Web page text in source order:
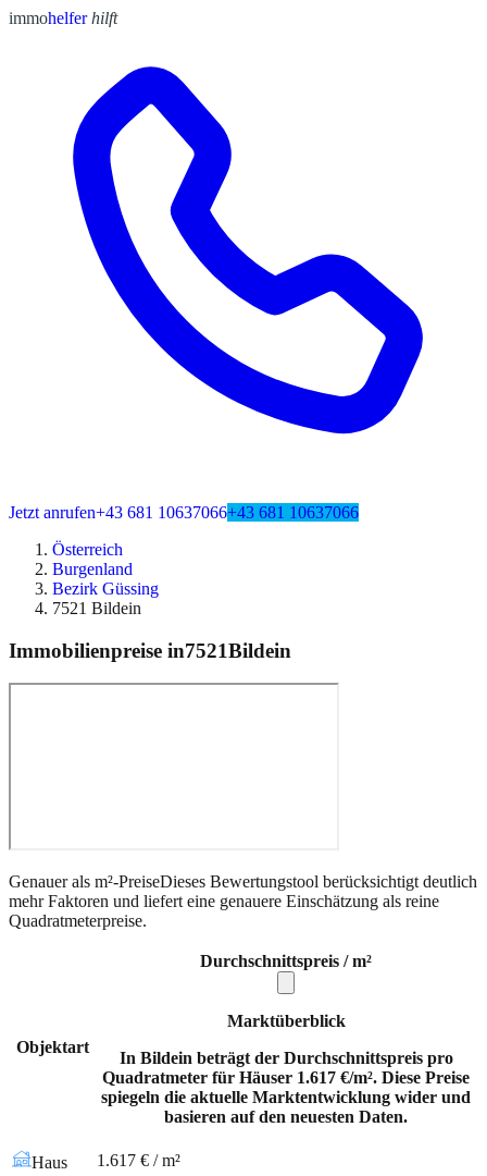
immohelfer hilft
Jetzt anrufen+43 681 10637066+43 681 10637066
Österreich
Burgenland
Bezirk Güssing
7521 Bildein
Immobilienpreise in7521Bildein
Genauer als m²-PreiseDieses Bewertungstool berücksichtigt deutlich
mehr Faktoren und liefert eine genauere Einschätzung als reine
Quadratmeterpreise.
Objektart
Durchschnittspreis / m²
Marktüberblick
In Bildein beträgt der Durchschnittspreis pro
Quadratmeter für Häuser 1.617 €/m². Diese Preise
spiegeln die aktuelle Marktentwicklung wider und
basieren auf den neuesten Daten.
Haus
1.617 € / m²